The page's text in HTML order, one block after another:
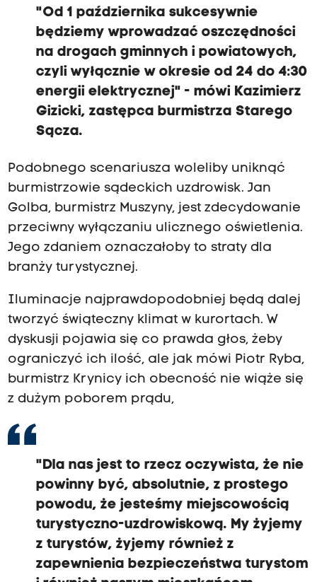
"Od 1 października sukcesywnie
będziemy wprowadzać oszczędności
na drogach gminnych i powiatowych,
czyli wyłącznie w okresie od 24 do 4:30
energii elektrycznej" - mówi Kazimierz
Gizicki, zastępca burmistrza Starego
Sącza.
Podobnego scenariusza woleliby uniknąć
burmistrzowie sądeckich uzdrowisk. Jan
Golba, burmistrz Muszyny, jest zdecydowanie
przeciwny wyłączaniu ulicznego oświetlenia.
Jego zdaniem oznaczałoby to straty dla
branży turystycznej.
Iluminacje najprawdopodobniej będą dalej
tworzyć świąteczny klimat w kurortach. W
dyskusji pojawia się co prawda głos, żeby
ograniczyć ich ilość, ale jak mówi Piotr Ryba,
burmistrz Krynicy ich obecność nie wiąże się
z dużym poborem prądu,
"Dla nas jest to rzecz oczywista, że nie
powinny być, absolutnie, z prostego
powodu, że jesteśmy miejscowością
turystyczno-uzdrowiskową. My żyjemy
z turystów, żyjemy również z
zapewnienia bezpieczeństwa turystom